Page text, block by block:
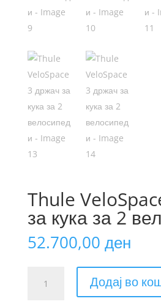
Thule
за кука за 2
52.700,00 ден
VeloSpace
Додај во